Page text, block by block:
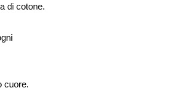
di cotone.
cuore.